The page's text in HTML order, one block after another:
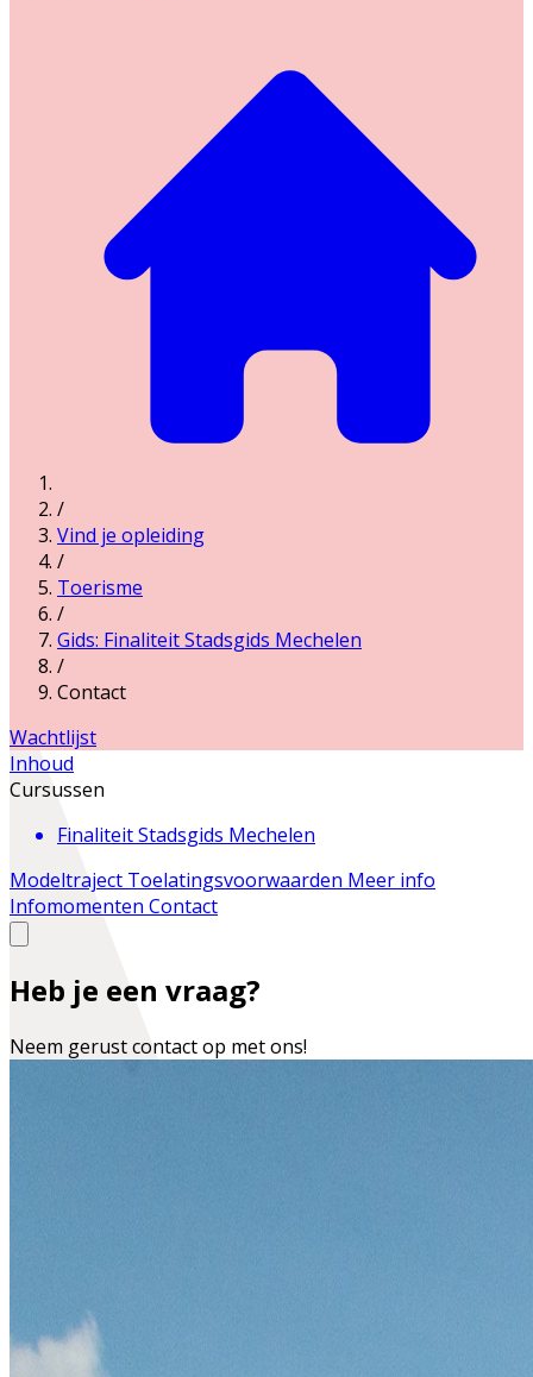
/
Vind je opleiding
/
Toerisme
/
Gids: Finaliteit Stadsgids Mechelen
/
Contact
Wachtlijst
Inhoud
Cursussen
Finaliteit Stadsgids Mechelen
Modeltraject Toelatingsvoorwaarden Meer info
Infomomenten Contact
Heb je een vraag?
Neem gerust contact op met ons!